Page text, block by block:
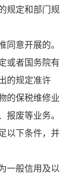
规定和部门规
同意开展的。
或者国务院有
的规定准许
的保税维修业
报废等业务。
以下条件，并
一般信用及以